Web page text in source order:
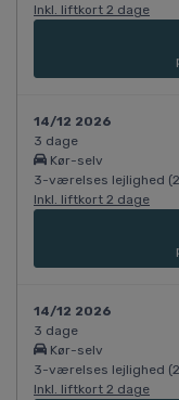
Inkl. liftkort 2 dage
14/12 2026
3 dage
Kør-selv
3-værelses lejlighed
Inkl. liftkort 2 dage
14/12 2026
3 dage
Kør-selv
3-værelses lejlighed
Inkl. liftkort 2 dage